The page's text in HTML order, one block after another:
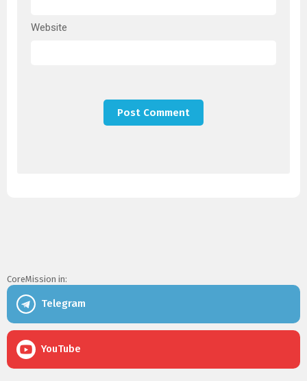
Website
CoreMission in:
Telegram
YouTube